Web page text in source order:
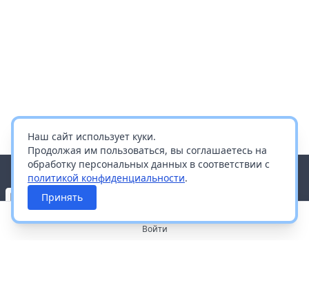
Наш сайт использует куки.
Продолжая им пользоваться, вы соглашаетесь на
обработку персональных данных в соответствии с
политикой конфиденциальности.
Принять
Войти